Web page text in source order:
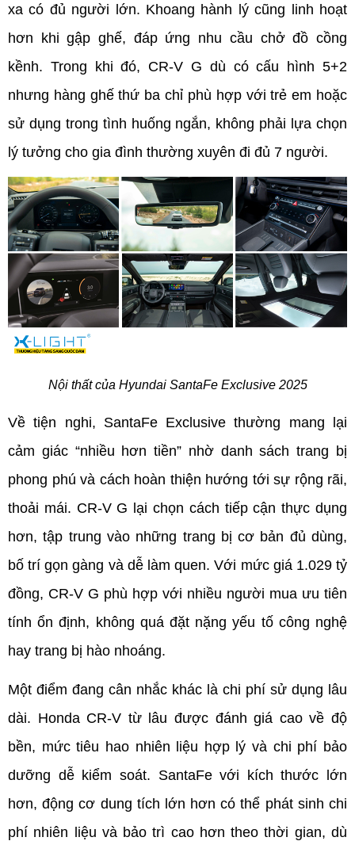
xa có đủ người lớn. Khoang hành lý cũng linh hoạt
hơn khi gập ghế, đáp ứng nhu cầu chở đồ cồng
kềnh. Trong khi đó, CR-V G dù có cấu hình 5+2
nhưng hàng ghế thứ ba chỉ phù hợp với trẻ em hoặc
sử dụng trong tình huống ngắn, không phải lựa chọn
lý tưởng cho gia đình thường xuyên đi đủ 7 người.
Nội thất của Hyundai SantaFe Exclusive 2025
Về tiện nghi, SantaFe Exclusive thường mang lại
cảm giác “nhiều hơn tiền” nhờ danh sách trang bị
phong phú và cách hoàn thiện hướng tới sự rộng rãi,
thoải mái. CR-V G lại chọn cách tiếp cận thực dụng
hơn, tập trung vào những trang bị cơ bản đủ dùng,
bố trí gọn gàng và dễ làm quen. Với mức giá 1.029 tỷ
đồng, CR-V G phù hợp với nhiều người mua ưu tiên
tính ổn định, không quá đặt nặng yếu tố công nghệ
hay trang bị hào nhoáng.
Một điểm đang cân nhắc khác là chi phí sử dụng lâu
dài. Honda CR-V từ lâu được đánh giá cao về độ
bền, mức tiêu hao nhiên liệu hợp lý và chi phí bảo
dưỡng dễ kiểm soát. SantaFe với kích thước lớn
hơn, động cơ dung tích lớn hơn có thể phát sinh chi
phí nhiên liệu và bảo trì cao hơn theo thời gian, dù